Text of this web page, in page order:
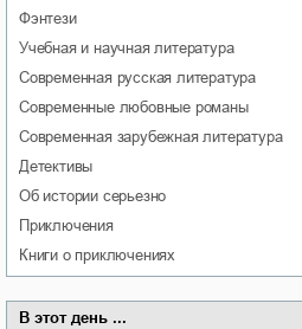
фэнтези
учебная и научная литература
современная русская литература
современные любовные романы
современная зарубежная литература
детективы
об истории серьезно
приключения
книги о приключениях
В этот день ...